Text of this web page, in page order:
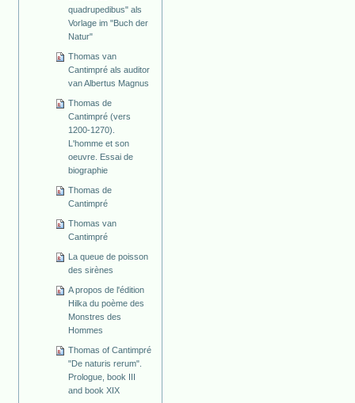
quadrupedibus" als
Vorlage im "Buch der
Natur"
Thomas van
Cantimpré als auditor
van Albertus Magnus
Thomas de
Cantimpré (vers
1200-1270).
L'homme et son
oeuvre. Essai de
biographie
Thomas de
Cantimpré
Thomas van
Cantimpré
La queue de poisson
des sirènes
A propos de l'édition
Hilka du poème des
Monstres des
Hommes
Thomas of Cantimpré
"De naturis rerum".
Prologue, book III
and book XIX